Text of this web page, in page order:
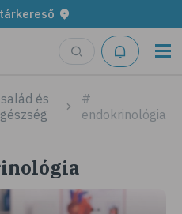
és
#
endokrinológia